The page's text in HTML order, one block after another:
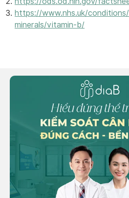
https://www.nhs.uk/
minerals/vitamin-b/